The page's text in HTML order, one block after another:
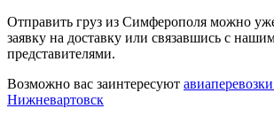
Отправить груз из Симферополя можно
заявку на доставку или связавшись с
представителями.
Возможно вас заинтересуют
Нижневартовск